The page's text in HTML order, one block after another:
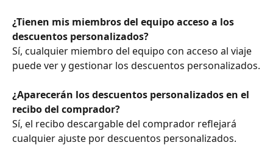
¿Tienen mis miembros del equipo acceso a los
descuentos personalizados?
Sí, cualquier miembro del equipo con acceso al viaje
puede ver y gestionar los descuentos personalizados.
¿Aparecerán los descuentos personalizados en el
recibo del comprador?
Sí, el recibo descargable del comprador reflejará
cualquier ajuste por descuentos personalizados.